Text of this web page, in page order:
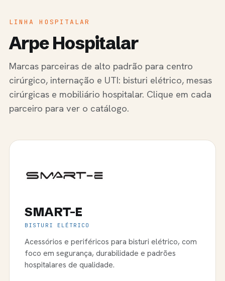
LINHA HOSPITALAR
Arpe Hospitalar
Marcas parceiras de alto padrão para centro
cirúrgico, internação e UTI: bisturi elétrico, mesas
cirúrgicas e mobiliário hospitalar. Clique em cada
parceiro para ver o catálogo.
SMART-E
BISTURI ELÉTRICO
Acessórios e periféricos para bisturi elétrico, com
foco em segurança, durabilidade e padrões
hospitalares de qualidade.